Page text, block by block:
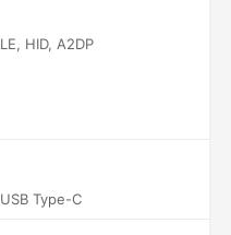
LE, HID, A2DP
USB Type-C